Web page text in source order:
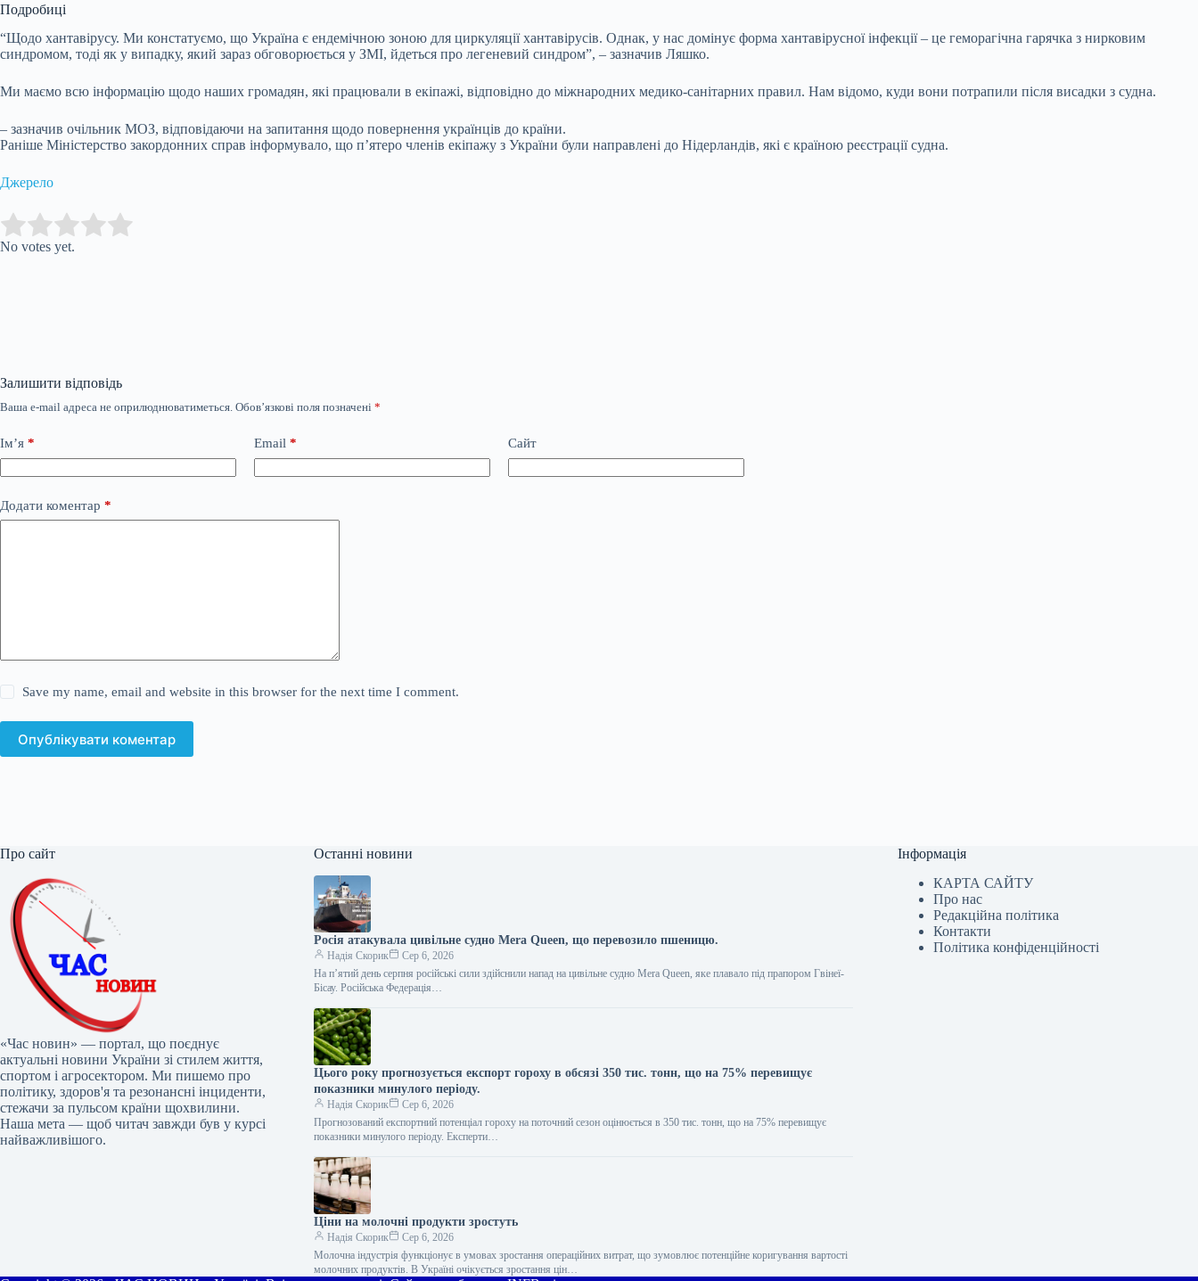
Подробиці
“Щодо хантавірусу. Ми констатуємо, що Україна є ендемічною зоною для циркуляції хантавірусів. Однак, у нас домінує форма хантавірусної інфекції – це геморагічна гарячка з нирковим
синдромом, тоді як у випадку, який зараз обговорюється у ЗМІ, йдеться про легеневий синдром”, – зазначив Ляшко.
Ми маємо всю інформацію щодо наших громадян, які працювали в екіпажі, відповідно до міжнародних медико-санітарних правил. Нам відомо, куди вони потрапили після висадки з судна.
– зазначив очільник МОЗ, відповідаючи на запитання щодо повернення українців до країни.
Раніше Міністерство закордонних справ інформувало, що п’ятеро членів екіпажу з України були направлені до Нідерландів, які є країною реєстрації судна.
Джерело
Rate this item:
No votes yet.
Залишити відповідь
Ваша e-mail адреса не оприлюднюватиметься. Обов’язкові поля позначені *
Ім’я * Email * Сайт
Додати коментар *
Save my name, email and website in this browser for the next time I comment.
Опублікувати коментар
Про сайт
«Час новин» — портал, що поєднує
актуальні новини України зі стилем життя,
спортом і агросектором. Ми пишемо про
політику, здоров'я та резонансні інциденти,
стежачи за пульсом країни щохвилини.
Наша мета — щоб читач завжди був у курсі
найважливішого.
Останні новини
Росія атакувала цивільне судно Mera Queen, що перевозило пшеницю.
Надія Скорик
Сер 6, 2026
На п’ятий день серпня російські сили здійснили напад на цивільне судно Mera Queen, яке плавало під прапором Гвінеї-
Бісау. Російська Федерація…
Цього року прогнозується експорт гороху в обсязі 350 тис. тонн, що на 75% перевищує
показники минулого періоду.
Надія Скорик
Сер 6, 2026
Прогнозований експортний потенціал гороху на поточний сезон оцінюється в 350 тис. тонн, що на 75% перевищує
показники минулого періоду. Експерти…
Ціни на молочні продукти зростуть
Надія Скорик
Сер 6, 2026
Молочна індустрія функціонує в умовах зростання операційних витрат, що зумовлює потенційне коригування вартості
молочних продуктів. В Україні очікується зростання цін…
Інформація
КАРТА САЙТУ
Про нас
Редакційна політика
Контакти
Політика конфіденційності